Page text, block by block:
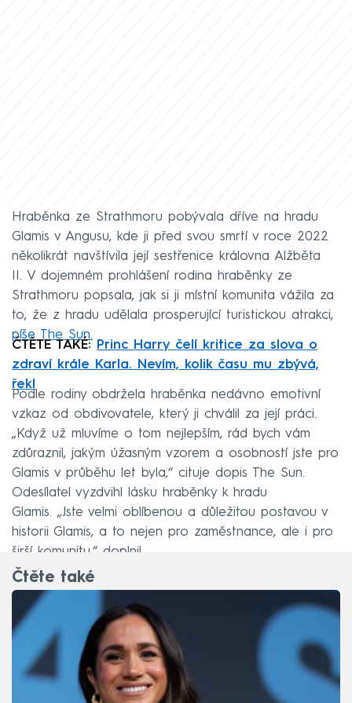
Hraběnka ze Strathmoru pobývala dříve na hradu
Glamis v Angusu, kde ji před svou smrtí v roce 2022
několikrát navštívila její sestřenice královna Alžběta
II. V dojemném prohlášení rodina hraběnky ze
Strathmoru popsala, jak si ji místní komunita vážila za
to, že z hradu udělala prosperující turistickou atrakci,
píše The Sun.
ČTĚTE TAKÉ: Princ Harry čelí kritice za slova o
zdraví krále Karla. Nevím, kolik času mu zbývá,
řekl
Podle rodiny obdržela hraběnka nedávno emotivní
vzkaz od obdivovatele, který ji chválil za její práci.
„Když už mluvíme o tom nejlepším, rád bych vám
zdůraznil, jakým úžasným vzorem a osobností jste pro
Glamis v průběhu let byla,“ cituje dopis The Sun.
Odesílatel vyzdvihl lásku hraběnky k hradu
Glamis. „Jste velmi oblíbenou a důležitou postavou v
historii Glamis, a to nejen pro zaměstnance, ale i pro
širší komunitu,“ doplnil.
Čtěte také